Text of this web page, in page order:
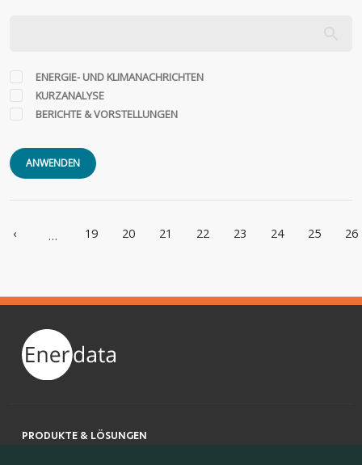
ENERGIE- UND KLIMANACHRICHTEN
KURZANALYSE
BERICHTE & VORSTELLUNGEN
ANWENDEN
‹
Vorherige Seite
… 19 20 21 22 23 24 25 26
PRODUKTE & LÖSUNGEN